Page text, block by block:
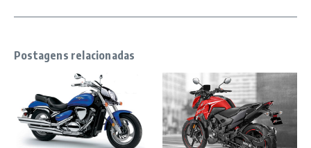
Postagens relacionadas